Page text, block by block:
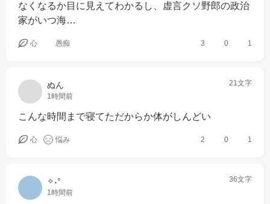
なくなるか目に見えてわかるし、虚言クソ野郎の政治
家がいつ海…
心 愚痴 3 0 1
ぬん
1時間前
21文字
こんな時間まで寝てただからか体がしんどい
心 悩み 2 0 1
✧˖°
1時間前
36文字